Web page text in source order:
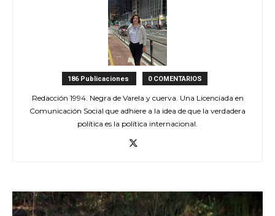
186 Publicaciones 0 COMENTARIOS
Redacción 1994. Negra de Varela y cuerva. Una Licenciada en
Comunicación Social que adhiere a la idea de que la verdadera
política es la política internacional.